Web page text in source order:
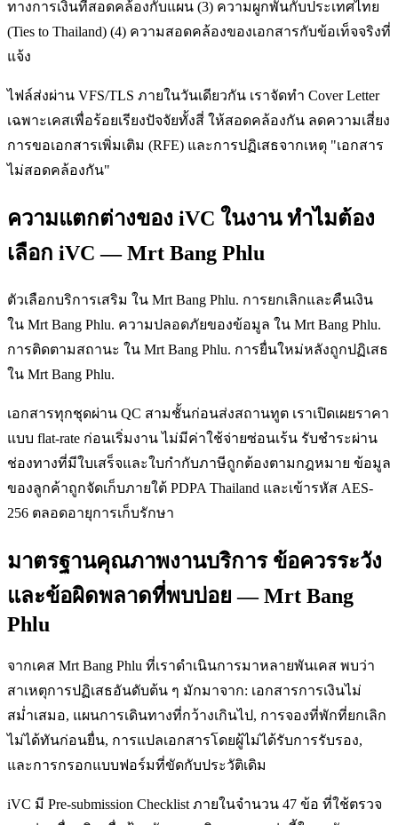
ทางการเงินที่สอดคล้องกับแผน (3) ความผูกพันกับประเทศไทย
(Ties to Thailand) (4) ความสอดคล้องของเอกสารกับข้อเท็จจริงที่
แจ้ง
ไฟล์ส่งผ่าน VFS/TLS ภายในวันเดียวกัน เราจัดทำ Cover Letter
เฉพาะเคสเพื่อร้อยเรียงปัจจัยทั้งสี่ ให้สอดคล้องกัน ลดความเสี่ยง
การขอเอกสารเพิ่มเติม (RFE) และการปฏิเสธจากเหตุ "เอกสาร
ไม่สอดคล้องกัน"
ความแตกต่างของ iVC ในงาน ทำไมต้อง
เลือก iVC — Mrt Bang Phlu
ตัวเลือกบริการเสริม ใน Mrt Bang Phlu. การยกเลิกและคืนเงิน
ใน Mrt Bang Phlu. ความปลอดภัยของข้อมูล ใน Mrt Bang Phlu.
การติดตามสถานะ ใน Mrt Bang Phlu. การยื่นใหม่หลังถูกปฏิเสธ
ใน Mrt Bang Phlu.
เอกสารทุกชุดผ่าน QC สามชั้นก่อนส่งสถานทูต เราเปิดเผยราคา
แบบ flat-rate ก่อนเริ่มงาน ไม่มีค่าใช้จ่ายซ่อนเร้น รับชำระผ่าน
ช่องทางที่มีใบเสร็จและใบกำกับภาษีถูกต้องตามกฎหมาย ข้อมูล
ของลูกค้าถูกจัดเก็บภายใต้ PDPA Thailand และเข้ารหัส AES-
256 ตลอดอายุการเก็บรักษา
มาตรฐานคุณภาพงานบริการ ข้อควรระวัง
และข้อผิดพลาดที่พบบ่อย — Mrt Bang
Phlu
จากเคส Mrt Bang Phlu ที่เราดำเนินการมาหลายพันเคส พบว่า
สาเหตุการปฏิเสธอันดับต้น ๆ มักมาจาก: เอกสารการเงินไม่
สม่ำเสมอ, แผนการเดินทางที่กว้างเกินไป, การจองที่พักที่ยกเลิก
ไม่ได้ทันก่อนยื่น, การแปลเอกสารโดยผู้ไม่ได้รับการรับรอง,
และการกรอกแบบฟอร์มที่ขัดกับประวัติเดิม
iVC มี Pre-submission Checklist ภายในจำนวน 47 ข้อ ที่ใช้ตรวจ